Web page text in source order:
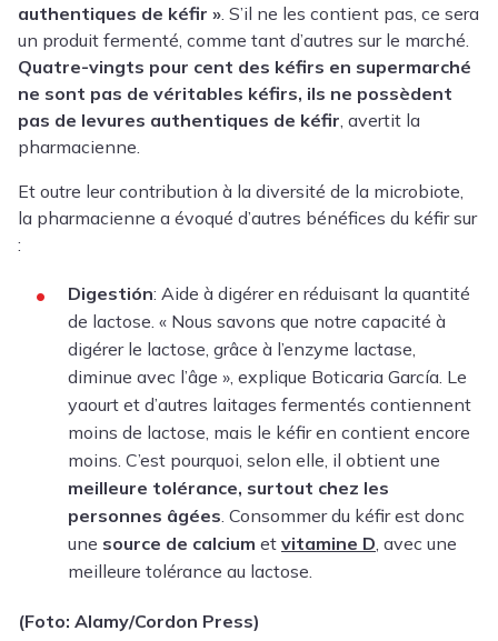
authentiques de kéfir ». S’il ne les contient pas, ce sera
un produit fermenté, comme tant d’autres sur le marché.
Quatre-vingts pour cent des kéfirs en supermarché
ne sont pas de véritables kéfirs, ils ne possèdent
pas de levures authentiques de kéfir, avertit la
pharmacienne.
Et outre leur contribution à la diversité de la microbiote,
la pharmacienne a évoqué d’autres bénéfices du kéfir sur
:
Digestión: Aide à digérer en réduisant la quantité
de lactose. « Nous savons que notre capacité à
digérer le lactose, grâce à l’enzyme lactase,
diminue avec l’âge », explique Boticaria García. Le
yaourt et d’autres laitages fermentés contiennent
moins de lactose, mais le kéfir en contient encore
moins. C’est pourquoi, selon elle, il obtient une
meilleure tolérance, surtout chez les
personnes âgées. Consommer du kéfir est donc
une source de calcium et vitamine D, avec une
meilleure tolérance au lactose.
(Foto: Alamy/Cordon Press)